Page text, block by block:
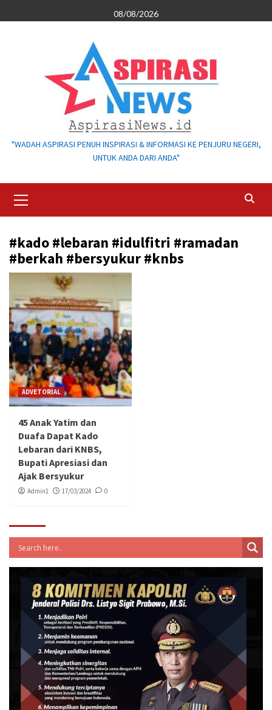
to
08/08/2026
"WADAH ASPIRASI PENUH INSPIRASI & INFORMASI KE PENJURU NEGERI,
UNTUK ANDA DARI ANDA"
Menu
#kado #lebaran #idulfitri #ramadan
#berkah #bersyukur #knbs
ADVETORIAL
45 Anak Yatim dan
Duafa Dapat Kado
Lebaran dari KNBS,
Bupati Apresiasi dan
Ajak Bersyukur
Admin1 17/03/2024 0